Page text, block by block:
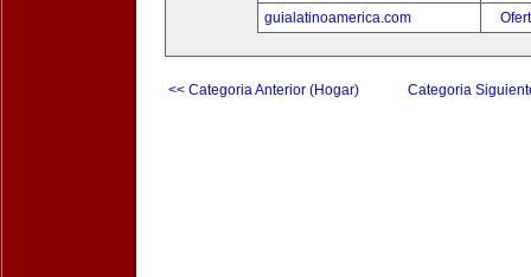
guialatinoamerica.com
<< Categoria Anterior (Hogar) Categoria